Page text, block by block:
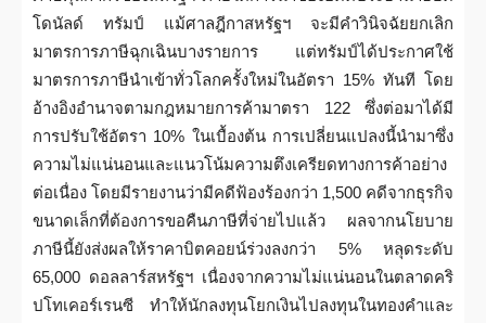
โดนัลด์ ทรัมป์ แม้ศาลฎีกาสหรัฐฯ จะมีคำวินิจฉัยยกเลิก
มาตรการภาษีฉุกเฉินบางรายการ แต่ทรัมป์ได้ประกาศใช้
มาตรการภาษีนำเข้าทั่วโลกครั้งใหม่ในอัตรา 15% ทันที โดย
อ้างอิงอำนาจตามกฎหมายการค้ามาตรา 122 ซึ่งต่อมาได้มี
การปรับใช้อัตรา 10% ในเบื้องต้น การเปลี่ยนแปลงนี้นำมาซึ่ง
ความไม่แน่นอนและแนวโน้มความตึงเครียดทางการค้าอย่าง
ต่อเนื่อง โดยมีรายงานว่ามีคดีฟ้องร้องกว่า 1,500 คดีจากธุรกิจ
ขนาดเล็กที่ต้องการขอคืนภาษีที่จ่ายไปแล้ว ผลจากนโยบาย
ภาษีนี้ยังส่งผลให้ราคาบิตคอยน์ร่วงลงกว่า 5% หลุดระดับ
65,000 ดอลลาร์สหรัฐฯ เนื่องจากความไม่แน่นอนในตลาดคริ
ปโทเคอร์เรนซี ทำให้นักลงทุนโยกเงินไปลงทุนในทองคำและ